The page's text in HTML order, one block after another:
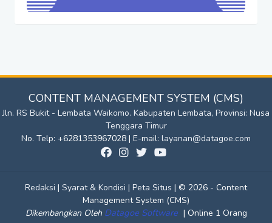
CONTENT MANAGEMENT SYSTEM (CMS)
Jln. RS Bukit - Lembata Waikomo. Kabupaten Lembata, Provinsi: Nusa
Tenggara Timur
No. Telp: +6281353967028 | E-mail: layanan@datagoe.com
Redaksi | Syarat & Kondisi | Peta Situs | © 2026 - Content
Management System (CMS)
Dikembangkan Oleh Datagoe Software | Online 1 Orang